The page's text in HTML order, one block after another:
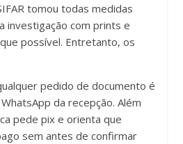
tomou todas medidas
investigação com prints e
possível. Entretanto, os
pedido de documento é
da recepção. Além
pede pix e orienta que
sem antes de confirmar